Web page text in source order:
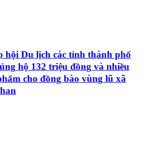
hội Du lịch các tỉnh thành phố
hộ 132 triệu đồng và nhiều
cho đồng bào vùng lũ xã